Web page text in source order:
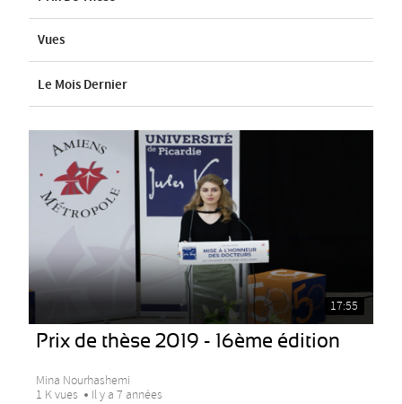
Vues
Le Mois Dernier
17:55
Prix de thèse 2019 - 16ème édition
Mina Nourhashemi
1 K vues
Il y a 7 années